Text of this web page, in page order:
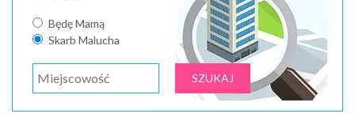
Będę Mamą
Skarb Malucha